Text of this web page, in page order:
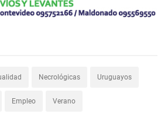
Necrológicas Uruguayos
Empleo Verano